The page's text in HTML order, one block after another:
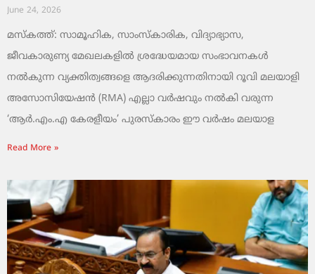
June 24, 2026
മസ്കത്ത്: സാമൂഹിക, സാംസ്‌കാരിക, വിദ്യാഭ്യാസ,
ജീവകാരുണ്യ മേഖലകളിൽ ശ്രദ്ധേയമായ സംഭാവനകൾ
നൽകുന്ന വ്യക്തിത്വങ്ങളെ ആദരിക്കുന്നതിനായി റൂവി മലയാളി
അസോസിയേഷൻ (RMA) എല്ലാ വർഷവും നൽകി വരുന്ന
‘ആർ.എം.എ കേരളീയം’ പുരസ്‌കാരം ഈ വർഷം മലയാള
Read More »